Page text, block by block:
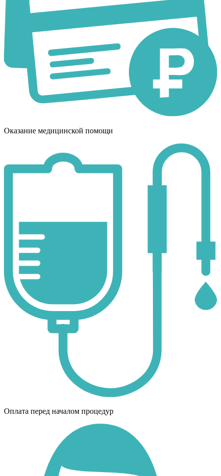
Оказание медицинской помощи
Оплата перед началом процедур